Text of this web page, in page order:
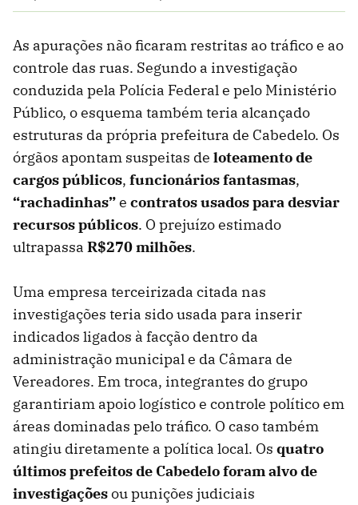
As apurações não ficaram restritas ao tráfico e ao
controle das ruas. Segundo a investigação
conduzida pela Polícia Federal e pelo Ministério
Público, o esquema também teria alcançado
estruturas da própria prefeitura de Cabedelo. Os
órgãos apontam suspeitas de loteamento de
cargos públicos, funcionários fantasmas,
“rachadinhas”e contratos usados para desviar
recursos públicos. O prejuízo estimado
ultrapassa R$270 milhões.
Uma empresa terceirizada citada nas
investigações teria sido usada para inserir
indicados ligados à facção dentro da
administração municipal e da Câmara de
Vereadores. Em troca, integrantes do grupo
garantiriam apoio logístico e controle político em
áreas dominadas pelo tráfico. O caso também
atingiu diretamente a política local. Os quatro
últimos prefeitos de Cabedelo foram alvo de
investigaçõesou punições judiciais